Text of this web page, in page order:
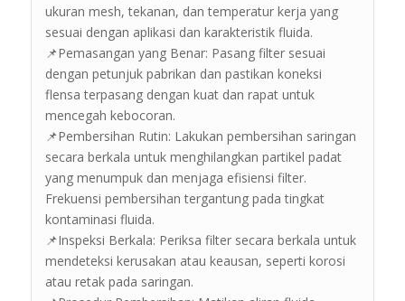
ukuran mesh, tekanan, dan temperatur kerja yang
sesuai dengan aplikasi dan karakteristik fluida.
📌Pemasangan yang Benar: Pasang filter sesuai
dengan petunjuk pabrikan dan pastikan koneksi
flensa terpasang dengan kuat dan rapat untuk
mencegah kebocoran.
📌Pembersihan Rutin: Lakukan pembersihan saringan
secara berkala untuk menghilangkan partikel padat
yang menumpuk dan menjaga efisiensi filter.
Frekuensi pembersihan tergantung pada tingkat
kontaminasi fluida.
📌Inspeksi Berkala: Periksa filter secara berkala untuk
mendeteksi kerusakan atau keausan, seperti korosi
atau retak pada saringan.